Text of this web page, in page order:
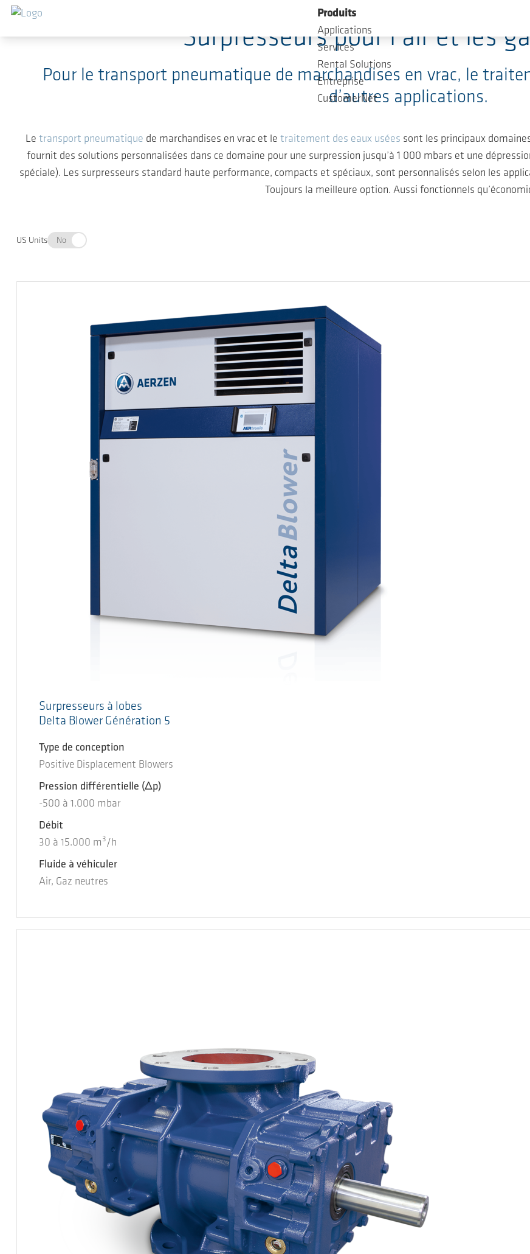
Sauter au contenu principal
Produits
Applications
Services
Rental Solutions
Entreprise
CustomerNet
Surpresseurs pour l’air et les
Pour le transport pneumatique de marchandises en vrac, le
d’autres applications.
Le transport pneumatique de marchandises en vrac et le traitement des eaux usées sont les principaux
fournit des solutions personnalisées dans ce domaine pour une surpression jusqu’à 1 000 mbars et une
spéciale). Les surpresseurs standard haute performance, compacts et spéciaux, sont personnalisés selon les
Toujours la meilleure option. Aussi fonctionnels
US Units No
Surpresseurs à lobes
Delta Blower Génération 5
Type de conception
Positive Displacement Blowers
Pression différentielle (Δp)
-500 à 1.000 mbar
Débit
30 à 15.000 m 3 /h
Fluide à véhiculer
Air, Gaz neutres